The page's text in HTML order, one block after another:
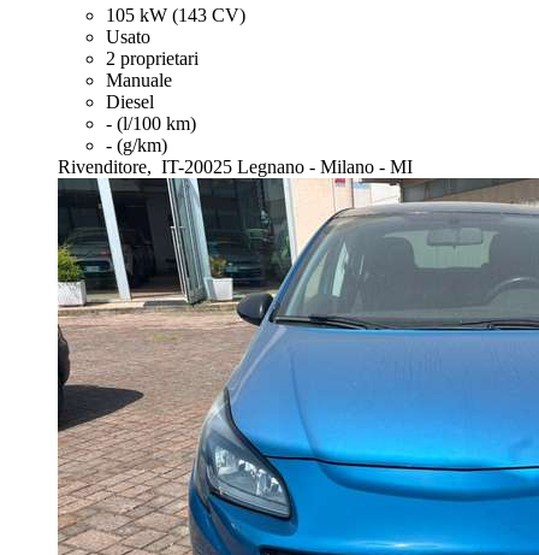
105 kW (143 CV)
Usato
2 proprietari
Manuale
Diesel
- (l/100 km)
- (g/km)
Rivenditore, IT-20025 Legnano - Milano - MI